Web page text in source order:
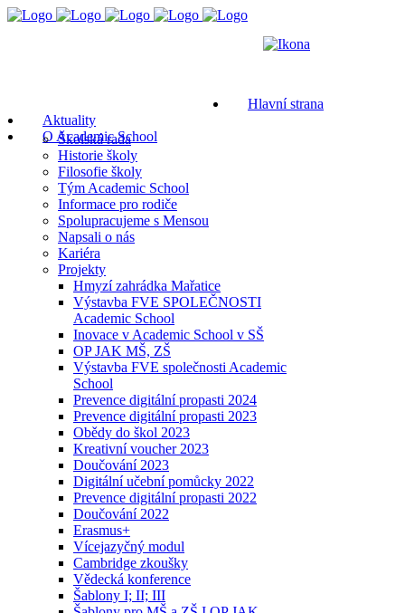
Hlavní strana
Aktuality
O Academic School
Školská rada
Historie školy
Filosofie školy
Tým Academic School
Informace pro rodiče
Spolupracujeme s Mensou
Napsali o nás
Kariéra
Projekty
Hmyzí zahrádka Mařatice
Výstavba FVE SPOLEČNOSTI
Academic School
Inovace v Academic School v SŠ
OP JAK MŠ, ZŠ
Výstavba FVE společnosti Academic
School
Prevence digitální propasti 2024
Prevence digitální propasti 2023
Obědy do škol 2023
Kreativní voucher 2023
Doučování 2023
Digitální učební pomůcky 2022
Prevence digitální propasti 2022
Doučování 2022
Erasmus+
Vícejazyčný modul
Cambridge zkoušky
Vědecká konference
Šablony I; II; III